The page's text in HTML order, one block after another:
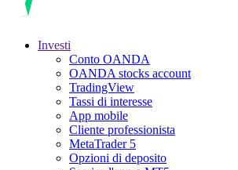
Investi
Conto OANDA
OANDA stocks account
TradingView
Tassi di interesse
App mobile
Cliente professionista
MetaTrader 5
Opzioni di deposito